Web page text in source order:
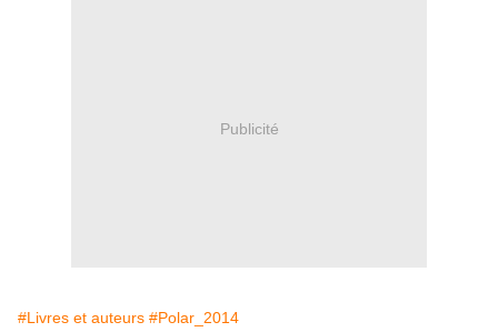
Publicité
#Livres et auteurs #Polar_2014